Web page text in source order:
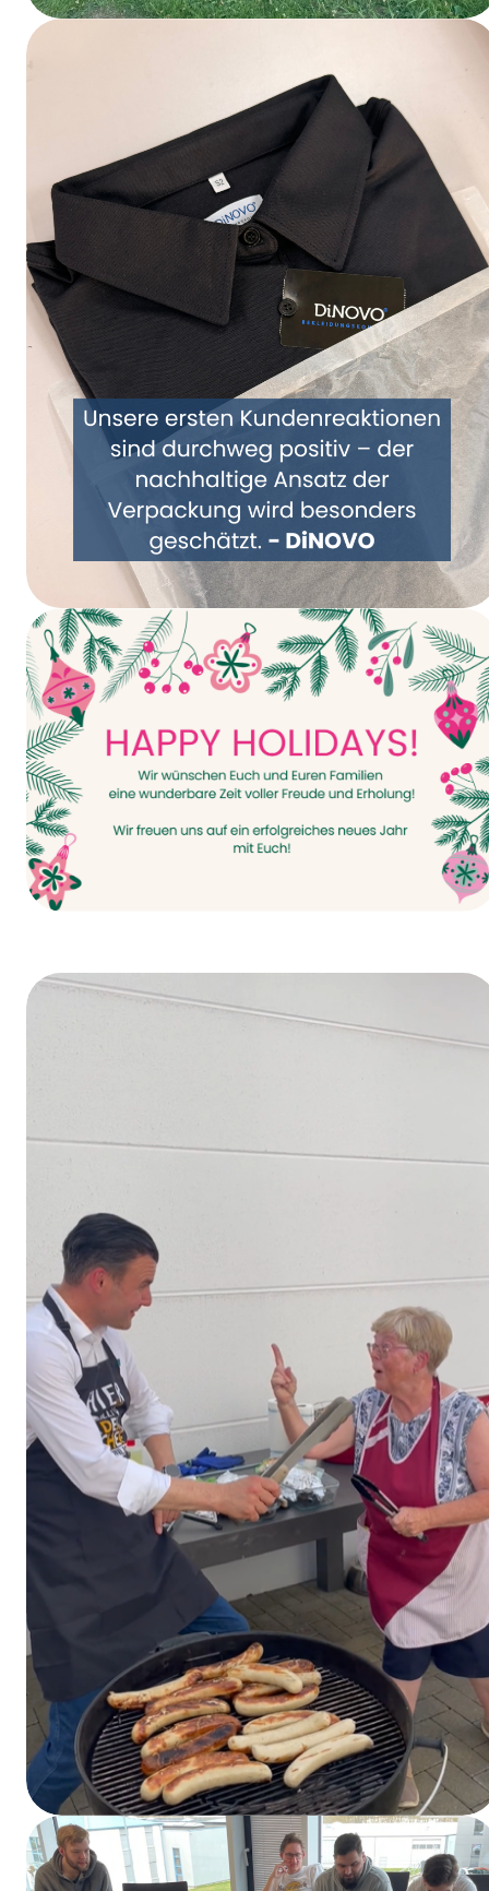
Sparkassen Firmenlauf um den Möhnesee
Gemeinsam Verpackung neu denken –
DiNOVO stellt auf Papierverpackungen um
Happy Holidays
Der Chef grillt (und Christa hilft)